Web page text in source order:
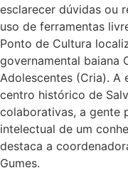
esclarecer dúvidas ou
uso de ferramentas
Ponto de Cultura
governamental baiana
Adolescentes (Cria). A
centro histórico de
colaborativas, a gente
intelectual de um
destaca a
Gumes.